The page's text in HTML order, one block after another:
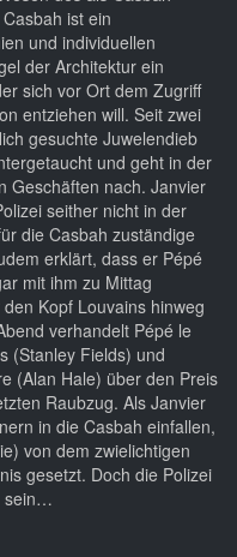
ist ein
und individuellen
der Architektur ein
sich vor Ort dem Zugriff
entziehen will. Seit zwei
gesuchte Juwelendieb
und geht in der
Geschäften nach. Janvier
seither nicht in der
die Casbah zuständige
erklärt, dass er Pépé
mit ihm zu Mittag
Kopf Louvains hinweg
verhandelt Pépé le
(Stanley Fields) und
(Alan Hale) über den Preis
Raubzug. Als Janvier
in die Casbah einfallen,
von dem zwielichtigen
gesetzt. Doch die Polizei
sein…